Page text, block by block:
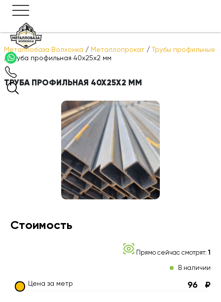
Металлобаза Волхонка / Металлопрокат /
Трубы профильные
/Труба профильная 40х25х2 мм
ТРУБА ПРОФИЛЬНАЯ 40Х25Х2 ММ
Стоимость
Прямо сейчас смотрят:1
В наличии
Цена за метр 96 ₽